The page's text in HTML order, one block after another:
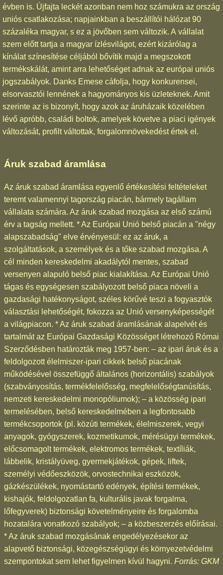
évben is. Újfajta leckét azonban nem hoz számukra az ország
uniós csatlakozása; napjainkban a beszállítói hálózat 90
százaléka magyar, s ez a jövőben sem változik. A vállalat
szem előtt tartja a magyar ízlésvilágot, ezért kizárólag a
kínálat színesítése céljából bővítik majd a megszokott
termékskálát, amint arra lehetőséget adnak az európai uniós
jogszabályok. Danks Emese cáfolja, hogy konkurensei,
elsorvasztói lennének a hagyományos kis üzleteknek. Amit
szerinte az is bizonyít, hogy azok az áruházaik közelében
lévő apróbb, családi boltok, amelyek követve a piaci igények
változását, profilt váltottak, forgalomnövekedést értek el.
Áruk szabad áramlása
Az áruk szabad áramlása egyenlő értékesítési feltételeket
teremt valamennyi tagország piacán, bármely tagállam
vállalata számára. Az áruk szabad mozgása az első számú
érv a tagság mellett. * Az Európai Unió belső piacán a "négy
alapszabadság" elve érvényesül: ez az áruk, a
szolgáltatások, a személyek és a tőke szabad mozgása. A
cél minden kereskedelmi akadálytól mentes, szabad
versenyen alapuló belső piac kialakítása. Az Európai Unió
tágas és egységesen szabályozott belső piaca növeli a
gazdasági hatékonyságot, széles körűvé teszi a fogyasztók
választási lehetőségét, fokozza az Unió versenyképességét
a világpiacon. * Az áruk szabad áramlásának alapelvét és
tartalmát az Európai Gazdasági Közösséget létrehozó Római
Szerződésben határozták meg 1957-ben: – az ipari áruk és a
feldolgozott élelmiszer-ipari cikkek belső piacának
működésével összefüggő általános (horizontális) szabályok
(szabványosítás, termékfelelősség, megfelelőségtanúsítás,
nemzeti kereskedelmi monopóliumok); – a közösség ipari
termelésében, belső kereskedelmében a legfontosabb
termékcsoportok (pl. közúti termékek, élelmiszerek, vegyi
anyagok, gyógyszerek, kozmetikumok, mérésügyi termékek,
előcsomagolt termékek, elektromos termékek, textíliák,
lábbelik, kristályüveg, gyermekjátékok, gépek, liftek,
személyi védőeszközök, orvostechnikai eszközök,
gázkészülékek, nyomástartó edények, építési termékek,
kishajók, feldolgozatlan fa, kulturális javak forgalma,
lőfegyverek) biztonsági követelményeire és forgalomba
hozatalára vonatkozó szabályok; – a közbeszerzés előírásai.
* Az áruk szabad mozgásának engedélyezésekor az
alapvető biztonsági, közegészségügyi és környezetvédelmi
szempontokat sem lehet figyelmen kívül hagyni. Forrás: GKM